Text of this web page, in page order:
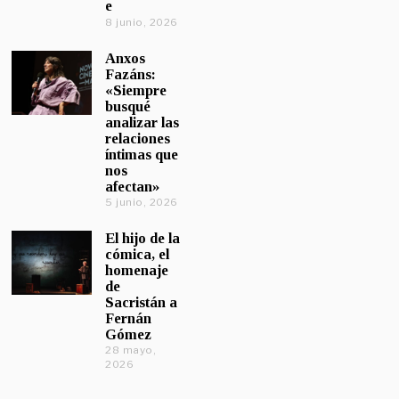
e
8 junio, 2026
Anxos
Fazáns:
«Siempre
busqué
analizar las
relaciones
íntimas que
nos
afectan»
5 junio, 2026
El hijo de la
cómica, el
homenaje
de
Sacristán a
Fernán
Gómez
28 mayo,
2026